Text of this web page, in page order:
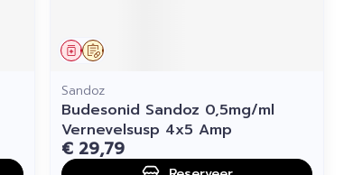
Op voorschrift
Geneesmiddel
Sandoz
Budesonid Sandoz 0,5mg/ml
Vernevelsusp 4x5 Amp
€ 29,79